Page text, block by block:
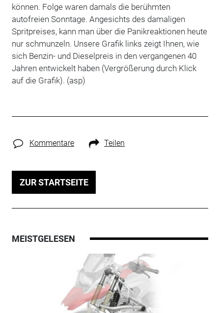
können. Folge waren damals die berühmten
autofreien Sonntage. Angesichts des damaligen
Spritpreises, kann man über die Panikreaktionen heute
nur schmunzeln. Unsere Grafik links zeigt Ihnen, wie
sich Benzin- und Dieselpreis in den vergangenen 40
Jahren entwickelt haben (Vergrößerung durch Klick
auf die Grafik). (asp)
Kommentare Teilen
ZUR STARTSEITE
MEISTGELESEN